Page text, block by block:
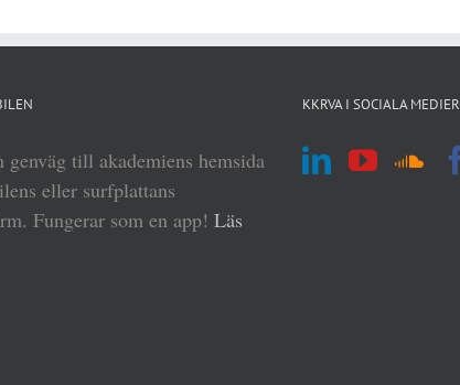
genväg till akademiens hemsida
eller surfplattans
Fungerar som en app! Läs
KKRVA I SOCIALA MEDIER